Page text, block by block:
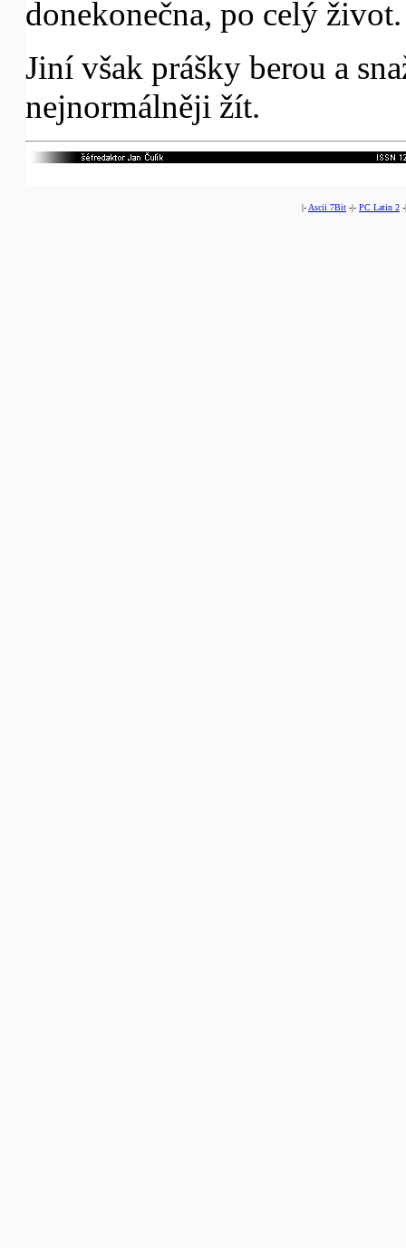
donekonečna, po celý život.
Jiní však prášky berou a
nejnormálněji žít.
|- Ascii 7Bit -|- PC Latin 2